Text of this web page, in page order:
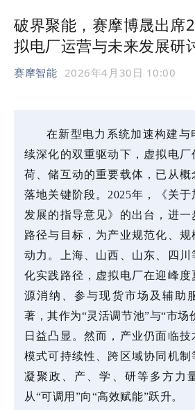
破界聚能，赛摩博晟出席
拟电厂运营与未来发展研
赛摩智能 2026年4月30日 10:00
在新型电力系统加速构建与
续深化的双重驱动下，虚拟电厂
荷、储互动的重要载体，已从概
落地关键阶段。2025年，《关
发展的指导意见》的出台，进一
路径与目标，为产业规范化、规
动力。上海、山西、山东、四川
化实践路径，虚拟电厂在迎峰度
源消纳、参与现货市场及辅助
著，其作为“灵活调节池”与“市场
日益凸显。然而，产业仍面临
模式可持续性、跨区域协同机制
凝聚政、产、学、研等多方力
从“可调用”向“高效赋能”跃升。